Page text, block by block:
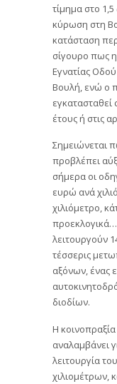
τίμημα στο
κύρωση στη
κατάσταση
σίγουρο πως
Εγνατίας
Βουλή, ενώ ο
εγκατασταθεί
έτους ή στις
Σημειώνεται
προβλέπει
σήμερα οι
ευρώ ανά
χιλιόμετρο,
προεκλογικά…
λειτουργούν
τέσσερις
αξόνων, ένας
διοδίων.
Η
αναλαμβάνει
λειτουργία
χιλιομέτρων,